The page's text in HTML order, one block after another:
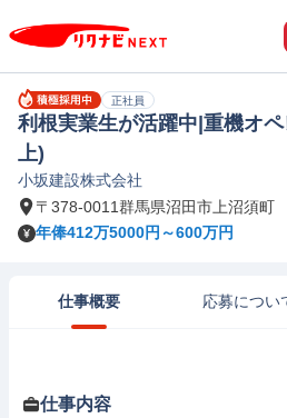
正社員
利根実業生が活躍中|重機オ
上)
小坂建設株式会社
〒378-0011群馬県沼田市上沼須町
年俸412万5000円～600万円
仕事概要 応募につい
仕事内容